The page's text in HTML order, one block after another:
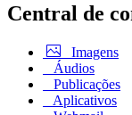
Central de
Imagens
Áudios
Publicações
Aplicativos